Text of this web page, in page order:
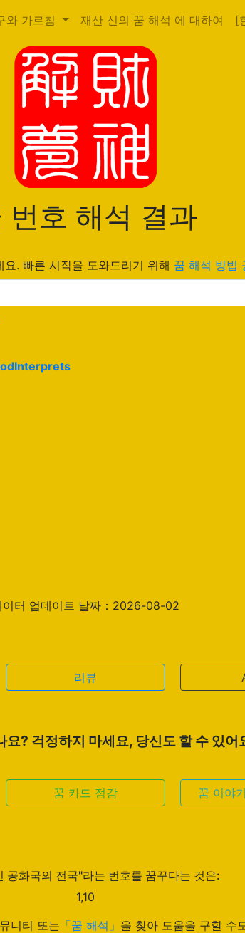
와 가르침 재산 신의 꿈 해석 에 대하여 [
번호 해석 결과
. 빠른 시작을 도와드리기 위해 꿈 해석 방법
이터 업데이트 날짜：2026-08-02
리뷰
요? 걱정하지 마세요, 당신도 할 수 있어
꿈 카드 점감 꿈 이야
공화국의 전국"라는 번호를 꿈꾸다는 것은:
1,10
니티 또는 「꿈 해석」 을 찾아 도움을 구할 수